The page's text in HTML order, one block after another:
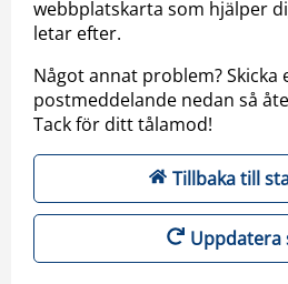
webbplatskarta som hjälper
letar efter.
Något annat problem? Skicka
postmeddelande nedan så
Tack för ditt tålamod!
Tillbaka till
Uppdatera